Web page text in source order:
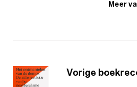
Meer
Vorige